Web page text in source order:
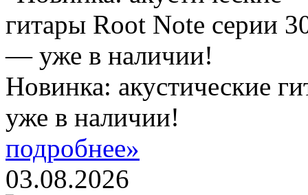
Новинка: акустические
уже в наличии!
подробнее»
03.08.2026